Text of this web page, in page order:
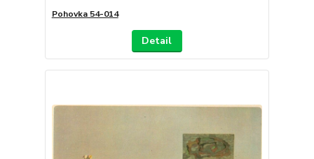
Pohovka 54-014
Detail